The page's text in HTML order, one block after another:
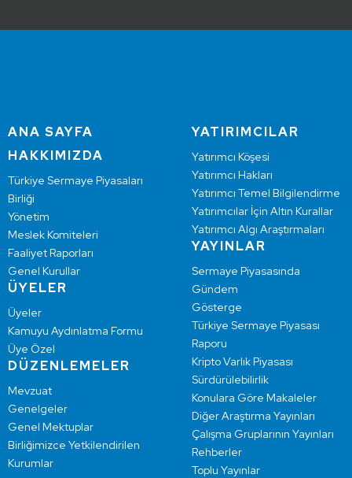
ANA SAYFA
HAKKIMIZDA
Türkiye Sermaye Piyasaları
Birliği
Yönetim
Meslek Komiteleri
Faaliyet Raporları
Genel Kurullar
ÜYELER
Üyeler
Kamuyu Aydınlatma Formu
Üye Özel
DÜZENLEMELER
Mevzuat
Genelgeler
Genel Mektuplar
Birliğimizce Yetkilendirilen
Kurumlar
YATIRIMCILAR
Yatırımcı Köşesi
Yatırımcı Hakları
Yatırımcı Temel Bilgilendirme
Yatırımcılar İçin Altın Kurallar
Yatırımcı Algı Araştırmaları
YAYINLAR
Sermaye Piyasasında
Gündem
Gösterge
Türkiye Sermaye Piyasası
Raporu
Kripto Varlık Piyasası
Sürdürülebilirlik
Konulara Göre Makaleler
Diğer Araştırma Yayınları
Çalışma Gruplarının Yayınları
Rehberler
Toplu Yayınlar